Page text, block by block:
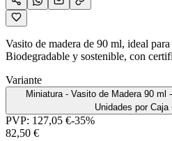
Vasito de madera de 90 ml, ideal
Biodegradable y sostenible, con
Variante
Miniatura - Vasito de Madera 90
Unidades por Caja
PVP: 127,05 €-35%
82,50 €